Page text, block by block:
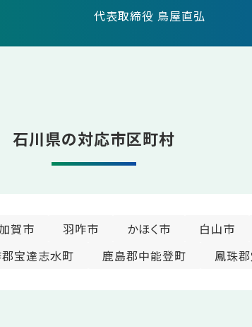
代表取締役 鳥屋直弘
石川県の対応市区町村
賀市 羽咋市 かほく市
白山市
宝達志水町 鹿島郡中能登町 鳳珠